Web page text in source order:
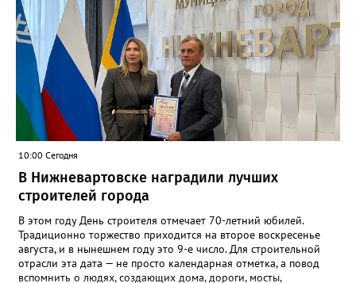
10:00 Сегодня
В Нижневартовске наградили лучших
строителей города
В этом году День строителя отмечает 70-летний юбилей.
Традиционно торжество приходится на второе воскресенье
августа, и в нынешнем году это 9-е число. Для строительной
отрасли эта дата — не просто календарная отметка, а повод
вспомнить о людях, создающих дома, дороги, мосты,